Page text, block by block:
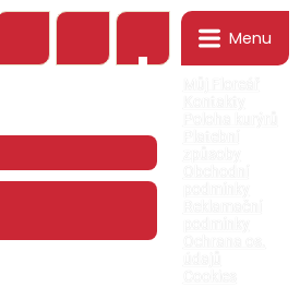
Menu